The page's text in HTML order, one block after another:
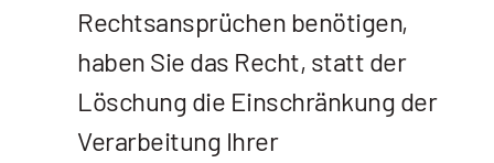
Rechtsansprüchen benötigen,
haben Sie das Recht, statt der
Löschung die Einschränkung der
Verarbeitung Ihrer